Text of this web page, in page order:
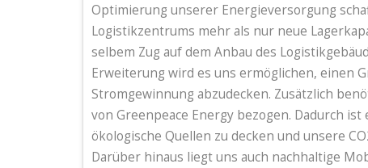
Optimierung unserer Energieversorgung
Logistikzentrums mehr als nur neue
selbem Zug auf dem Anbau des
Erweiterung wird es uns ermöglichen, einen
Stromgewinnung abzudecken. Zusätzlich
von Greenpeace Energy bezogen. Dadurch
ökologische Quellen zu decken und unsere
Darüber hinaus liegt uns auch nachhaltige